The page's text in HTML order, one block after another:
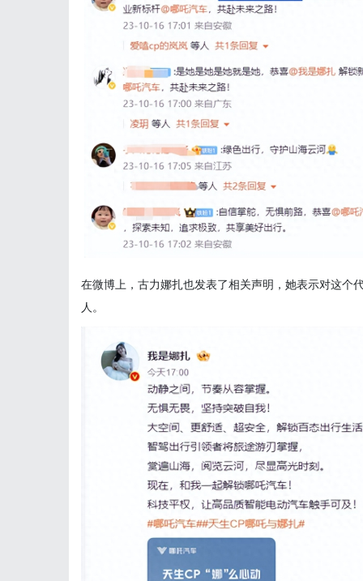
在微博上，古力娜扎也发表了相关声明，她表示对这个
人。